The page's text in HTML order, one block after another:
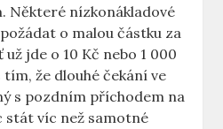
Některé nízkonákladové
o malou částku za
jde o 10 Kč nebo 1 000
že dlouhé čekání ve
s pozdním příchodem na
stát víc než samotné